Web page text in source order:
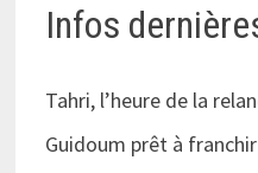
Infos
Tahri, l’heure de la
Guidoum prêt à